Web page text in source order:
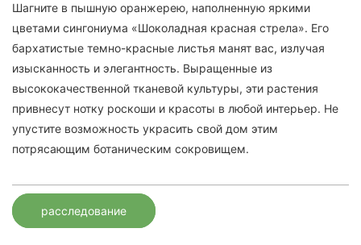
Шагните в пышную оранжерею, наполненную яркими
цветами сингониума «Шоколадная красная стрела». Его
бархатистые темно-красные листья манят вас, излучая
изысканность и элегантность. Выращенные из
высококачественной тканевой культуры, эти растения
привнесут нотку роскоши и красоты в любой интерьер. Не
упустите возможность украсить свой дом этим
потрясающим ботаническим сокровищем.
расследование